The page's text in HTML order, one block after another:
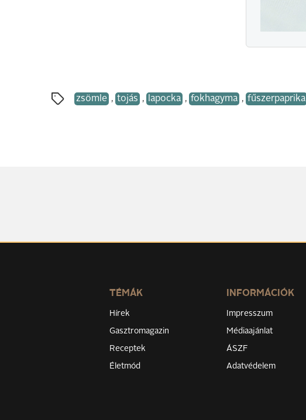
zsömle , tojás , lapocka , fokhagyma , fűszerpaprika
TÉMÁK
Hírek
Gasztromagazin
Receptek
Életmód
INFORMÁCIÓK
Impresszum
Médiaajánlat
ÁSZF
Adatvédelem